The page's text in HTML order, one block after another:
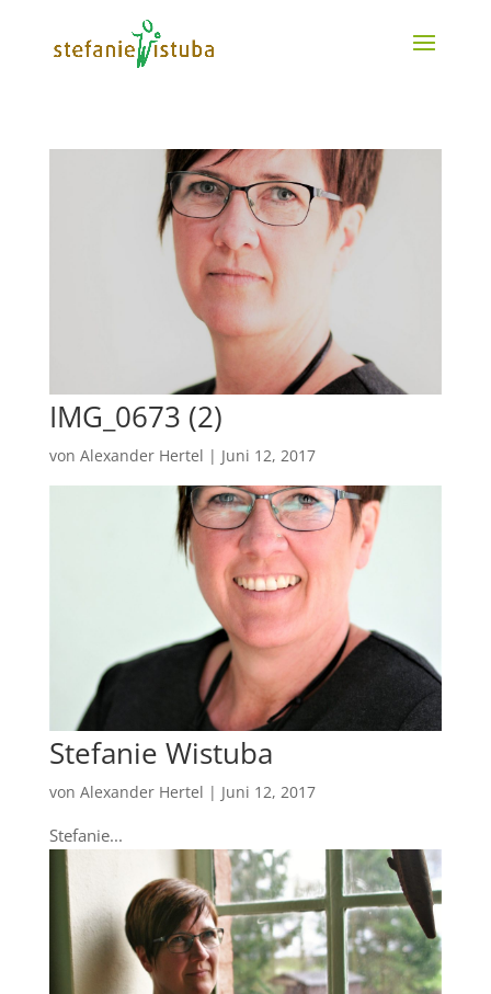
IMG_0673 (2)
von Alexander Hertel | Juni 12, 2017
Stefanie Wistuba
von Alexander Hertel | Juni 12, 2017
Stefanie...